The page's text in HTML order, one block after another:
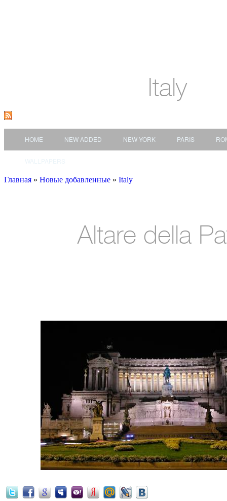
Italy
HOME NEW ADDED NEW YORK PARIS
Главная » Новые добавленные » Italy
Altare della